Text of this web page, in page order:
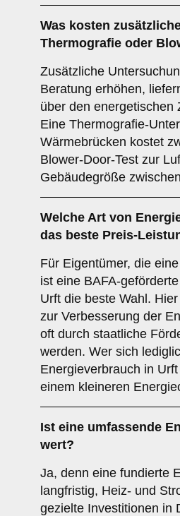
Was kosten
Thermografie oder
Zusätzliche
Beratung erhöhen,
über den energetischen
Eine Thermografie-
Wärmebrücken kostet
Blower-Door-Test zur
Gebäudegröße
Welche Art von
das beste Preis-
Für Eigentümer, die
ist eine BAFA-
Urft die beste Wahl.
zur Verbesserung der
oft durch staatliche
werden. Wer sich
Energieverbrauch in
einem kleineren
Ist eine umfassende
wert?
Ja, denn eine fundierte
langfristig, Heiz- und
gezielte Investitionen in